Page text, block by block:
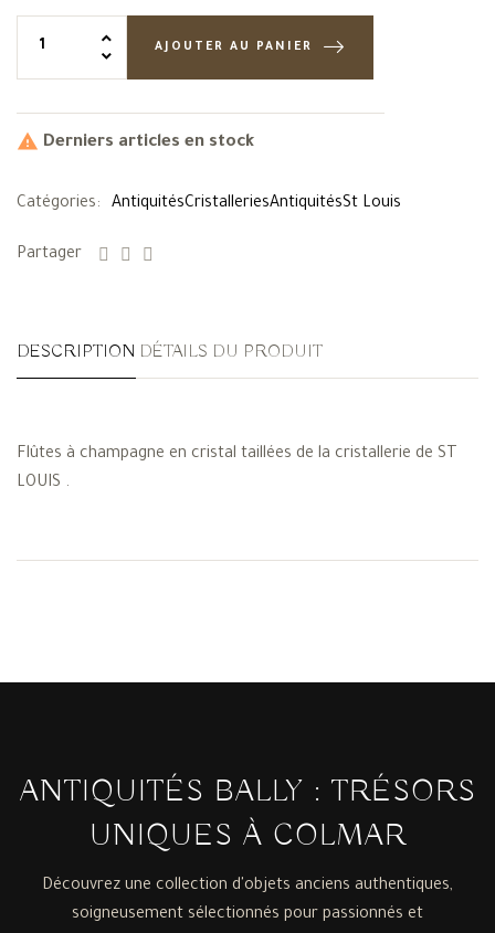
AJOUTER AU PANIER
 Derniers articles en stock
Catégories: AntiquitésCristalleriesAntiquitésSt Louis
Partager
DESCRIPTION DÉTAILS DU PRODUIT
Flûtes à champagne en cristal taillées de la cristallerie de ST
LOUIS .
ANTIQUITÉS BALLY : TRÉSORS
UNIQUES À COLMAR
Découvrez une collection d'objets anciens authentiques,
soigneusement sélectionnés pour passionnés et